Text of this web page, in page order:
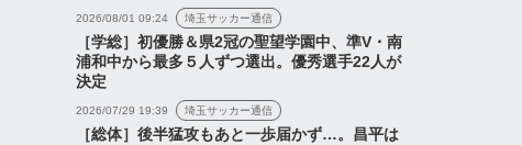
2026年7月10日
プスタート』など【浦和レ
ッズネタまと...
2026年7月8日
2026/08/01 09:24 埼玉サッカー通信
［学総］初優勝＆県2冠の聖望学園中、準V・南
浦和中から最多５人ずつ選出。優秀選手22人が
決定
2026/07/29 19:39 埼玉サッカー通信
［総体］後半猛攻もあと一歩届かず…。昌平は